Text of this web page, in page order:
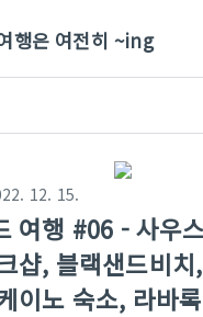
행은 여전히 ~ing
12. 15.
여행 #06 - 사우
샵, 블랙샌드비
이노 숙소, 라바